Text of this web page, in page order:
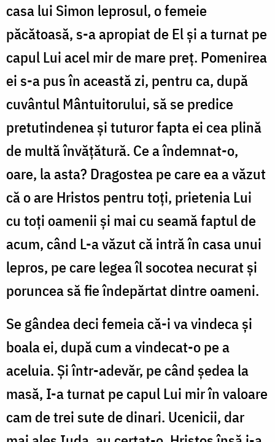
casa lui Simon leprosul, o femeie
păcătoasă, s-a apropiat de El și a turnat pe
capul Lui acel mir de mare preț. Pomenirea
ei s-a pus în această zi, pentru ca, după
cuvântul Mântuitorului, să se predice
pretutindenea și tuturor fapta ei cea plină
de multă învățătură. Ce a îndemnat-o,
oare, la asta? Dragostea pe care ea a văzut
că o are Hristos pentru toți, prietenia Lui
cu toți oamenii și mai cu seamă faptul de
acum, când L-a văzut că intră în casa unui
lepros, pe care legea îl socotea necurat și
poruncea să fie îndepărtat dintre oameni.
Se gândea deci femeia că-i va vindeca și
boala ei, după cum a vindecat-o pe a
aceluia. Și într-adevăr, pe când ședea la
masă, I-a turnat pe capul Lui mir în valoare
cam de trei sute de dinari. Ucenicii, dar